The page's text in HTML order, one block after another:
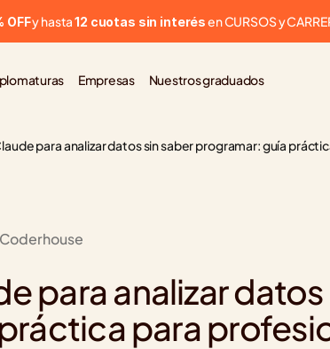
OFF y hasta 12 cuotas sin interés en CURSOS y
Empresas Nuestros graduados
para analizar datos sin saber programar: guía
para analizar datos
para